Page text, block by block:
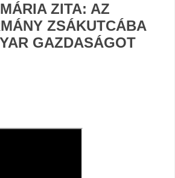
ZITA: AZ
ZSÁKUTCÁBA
GAZDASÁGOT